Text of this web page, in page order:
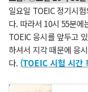
일요일 TOEIC 정기시
다. 따라서 10시 55분에
TOEIC 응시를 앞두고
하셔서 지각 때문에 응
다. (TOEIC 시험 시간